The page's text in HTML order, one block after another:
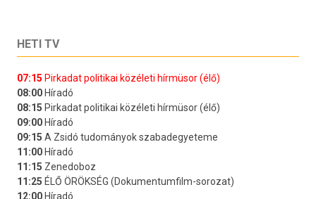
HETI TV